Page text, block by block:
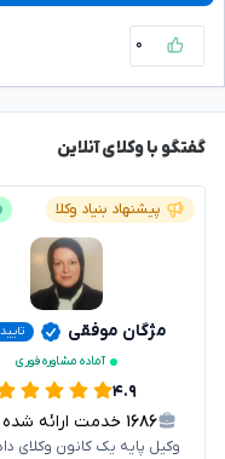
۰
گفتگو با وکلای آنلاین
پیشنهاد بنیاد وکلا
مژگان موفقی
آماده مشاوره فوری
۴.۹
۱۶۸۶ خدمت ارائه شده موفق
وکیل پایه یک کانون وکلای